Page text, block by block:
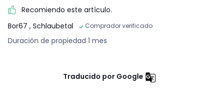
Recomiendo este artículo.
Bor67 , Schlaubetal Comprador verificado
Duración de propiedad 1 mes
Traducido por Google